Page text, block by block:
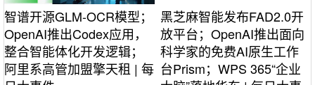
智谱开源GLM-OCR模型；
OpenAI推出Codex应用，
整合智能体化开发逻辑；
阿里系高管加盟擎天租 | 每
黑芝麻智能发布FAD2.0开
放平台；OpenAI推出面向
科学家的免费AI原生工作
台Prism；WPS 365“企业